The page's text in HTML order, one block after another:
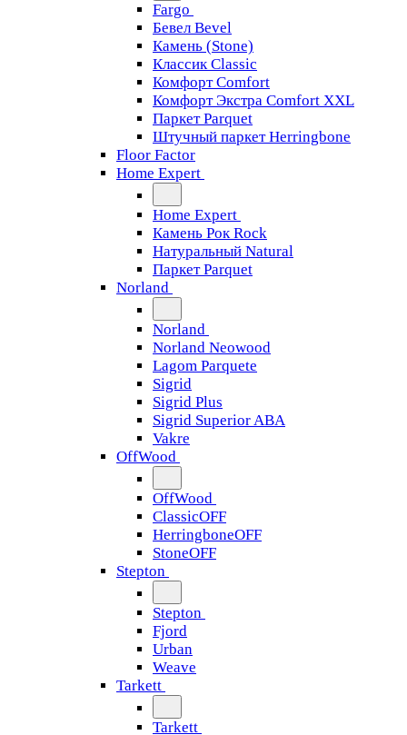
Fargo
Бевел Bevel
Камень (Stone)
Классик Classic
Комфорт Comfort
Комфорт Экстра Comfort XXL
Паркет Parquet
Штучный паркет Herringbone
Floor Factor
Home Expert
Home Expert
Камень Рок Rock
Натуральный Natural
Паркет Parquet
Norland
Norland
Norland Neowood
Lagom Parquete
Sigrid
Sigrid Plus
Sigrid Superior ABA
Vakre
OffWood
OffWood
ClassicOFF
HerringboneOFF
StoneOFF
Stepton
Stepton
Fjord
Urban
Weave
Tarkett
Tarkett